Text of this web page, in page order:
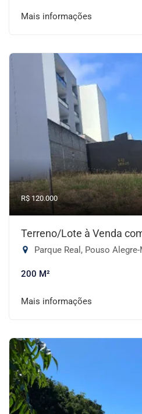
Mais informações
R$ 120.000
Terreno/Lote à Venda
Parque Real, Pouso Alegre-
200 M²
Mais informações